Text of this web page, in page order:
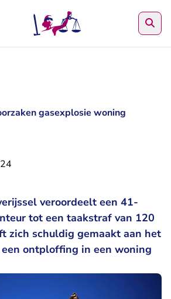
gasexplosie woning
veroordeelt een 41-
tot een taakstraf van 120
zich schuldig gemaakt aan het
een ontploffing in een woning